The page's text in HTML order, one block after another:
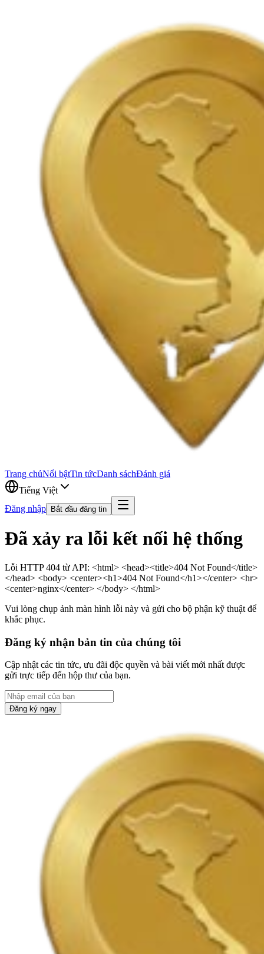
Trang chủNổi bậtTin tứcDanh sáchĐánh giá
Tiếng Việt
Đăng nhập
Bắt đầu đăng tin
Đã xảy ra lỗi kết nối hệ thống
Lỗi HTTP 404 từ API: <html> <head><title>404 Not Found</title>
</head> <body> <center><h1>404 Not Found</h1></center> <hr>
<center>nginx</center> </body> </html>
Vui lòng chụp ảnh màn hình lỗi này và gửi cho bộ phận kỹ thuật để
khắc phục.
Đăng ký nhận bản tin của chúng tôi
Cập nhật các tin tức, ưu đãi độc quyền và bài viết mới nhất được
gửi trực tiếp đến hộp thư của bạn.
Đăng ký ngay